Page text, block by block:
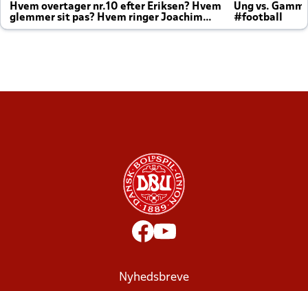
Hvem overtager nr.10 efter Eriksen? Hvem
glemmer sit pas? Hvem ringer Joachim
altid til efter kampe?
Ung vs.
#football
Nyhedsbreve